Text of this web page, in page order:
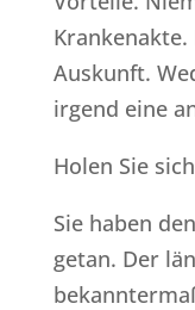
Auskunft.
irgend eine
Holen Sie
Sie haben
getan. Der